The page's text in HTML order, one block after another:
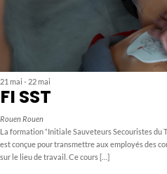
21 mai - 22 mai
FI SST
RouenRouen
La formation “Initiale Sauveteurs Secouristes du
est conçue pour transmettre aux employés des
sur le lieu de travail. Ce cours […]